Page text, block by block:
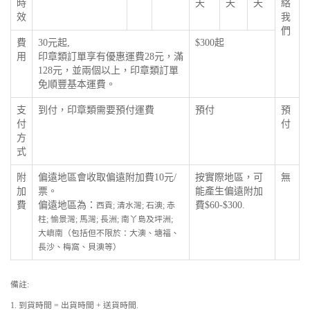
時
效
天
天
天
絡
我
們
費
用
30元起,
印章類訂單享有優惠運費28元，滿
128元，並兩個以上，印章類訂單
免順豐基本運費。
$300起
支
付
方
式
到付，印章類需要預付運費 預付
預
付
附
加
費
偏遠地區會收取偏遠附加費10元/
票。
偏遠地區為： 西貢; 清水灣; 石澳; 赤
柱; 愉景灣; 馬灣; 長洲; 南丫島及坪洲;
大嶼南（包括但不限於：大澳、塘福、
長沙、梅窩、貝澳等）
按實際地區，可
能產生偏遠附加
費$60-$300.
無
備註:
1. 到貨時間 = 出貨時間 + 送貨時間.